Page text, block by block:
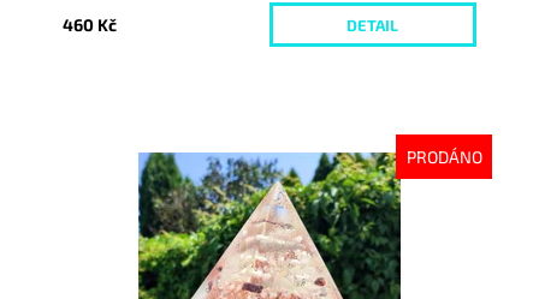
460 Kč DETAIL
PRODÁNO
Dostupnost:
Vyprodáno
6941